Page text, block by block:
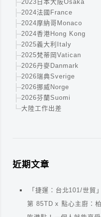
2023日本大阪Osaka
2024法國France
2024摩納哥Monaco
2024香港Hong Kong
2025義大利Italy
2025梵蒂岡Vatican
2026丹麥Danmark
2026瑞典Sverige
2026挪威Norge
2026芬蘭Suomi
大陸工作出差
近期文章
「捷運：台北101/世貿
第 85TD x 點心主廚：